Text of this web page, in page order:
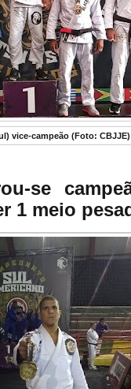
vice-campeão (Foto: CBJJE)
se
1 meio